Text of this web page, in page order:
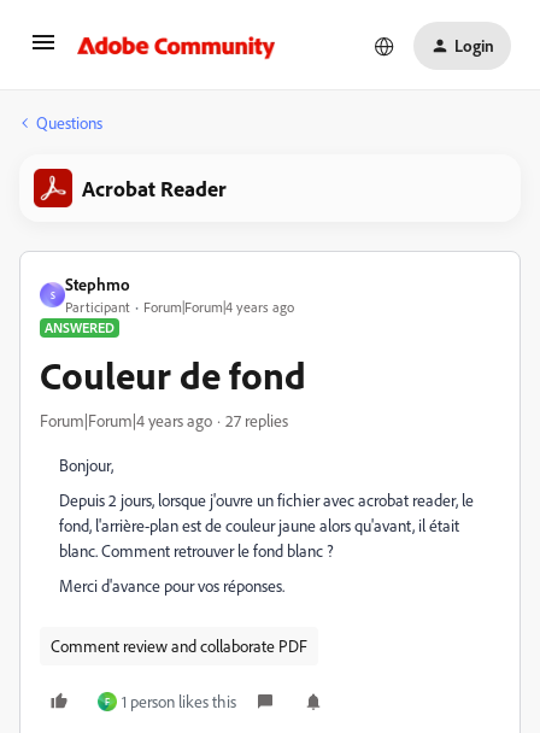
Login
Questions
Acrobat Reader
S
Stephmo
Participant
Forum|Forum|4 years ago
ANSWERED
Couleur de fond
Forum|Forum|4 years ago 27 replies
Bonjour,
Depuis 2 jours, lorsque j'ouvre un fichier avec acrobat reader, le
fond, l'arrière-plan est de couleur jaune alors qu'avant, il était
blanc. Comment retrouver le fond blanc ?
Merci d'avance pour vos réponses.
Comment review and collaborate PDF
F 1 person likes this